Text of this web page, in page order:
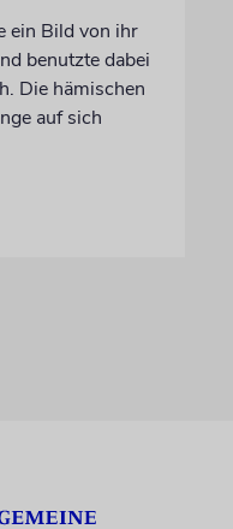
ein Bild von ihr
benutzte dabei
Die hämischen
auf sich